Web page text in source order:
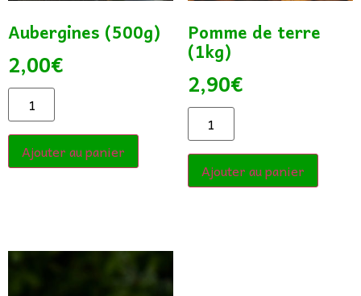
Aubergines (500g)
2,00€
Ajouter au panier
Pomme de terre
(1kg)
2,90€
Ajouter au panier